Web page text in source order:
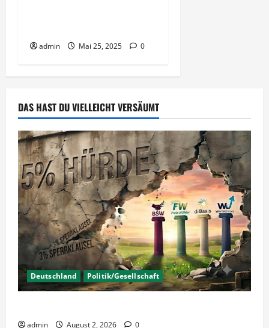
admin Mai 25, 2025 0
DAS HAST DU VIELLEICHT VERSÄUMT
Deutschland Politik/Gesellschaft
admin August 2, 2026 0